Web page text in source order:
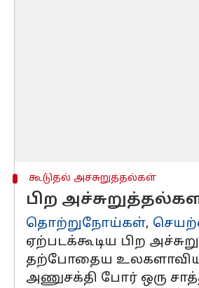
கூடுதல் அச்சுறுத்தல்கள்
பிற
தொற்றுநோய்கள்,
ஏற்படக்கூடிய பிற
தற்போதைய உலகளாவிய
அணுசக்தி போர் ஒரு